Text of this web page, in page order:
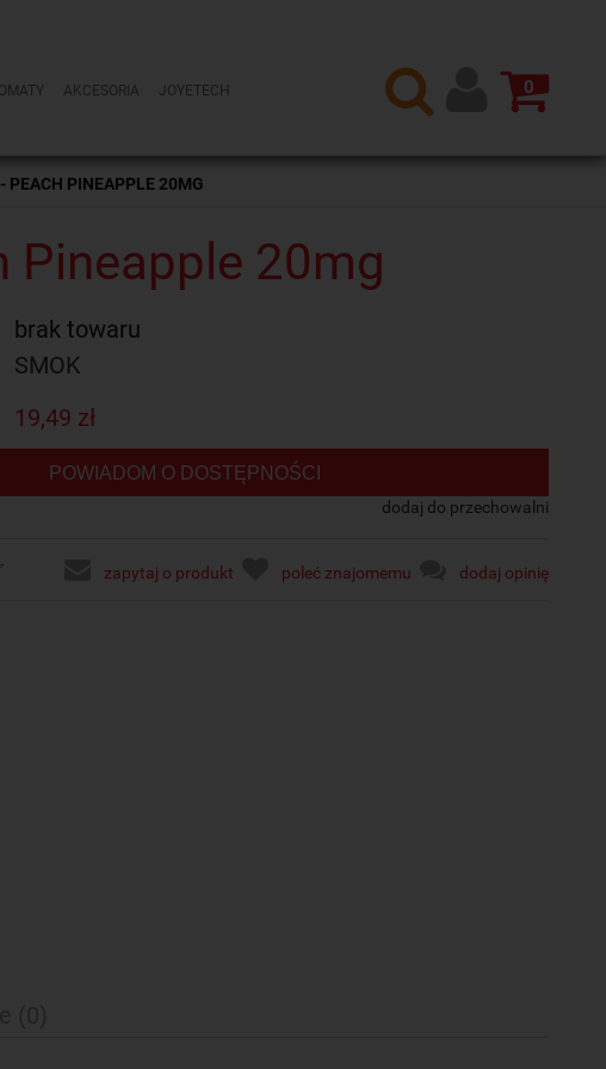
AKCESORIA JOYETECH 0
PEACH PINEAPPLE 20MG
Pineapple 20mg
brak towaru
SMOK
19,49 zł
POWIADOM O DOSTĘPNOŚCI
dodaj do przechowalni
zapytaj o produkt poleć znajomemu dodaj opinię